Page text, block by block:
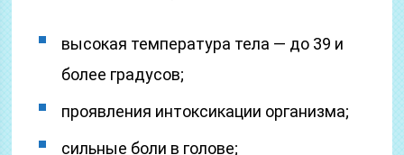
высокая температура тела — до 39 и
более градусов;
проявления интоксикации организма;
сильные боли в голове;